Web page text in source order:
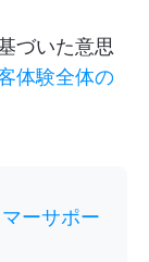
づいた意思
体験全体の
ーサポー